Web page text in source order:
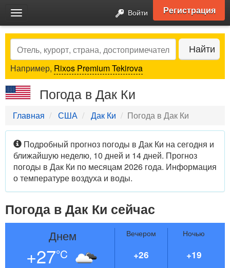
Toggle
navigation
Войти Регистрация
Search Найти
Например, Rixos Premium Tekirova
Погода в Дак Ки
Главная США Дак Ки Погода в Дак Ки
Подробный прогноз погоды в Дак Ки на сегодня и
ближайшую неделю, 10 дней и 14 дней. Прогноз
погоды в Дак Ки по месяцам 2026 года. Информация
о температуре воздуха и воды.
Погода в Дак Ки сейчас
Днем
+27°C
Вечером
+26
Ночью
+19